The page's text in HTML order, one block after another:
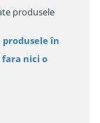
produsele
în
nici o